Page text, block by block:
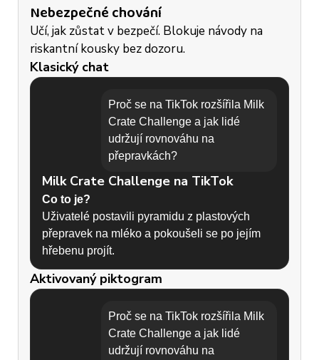
Nebezpečné chování
Učí, jak zůstat v bezpečí. Blokuje návody na
riskantní kousky bez dozoru.
Klasický chat
Proč se na TikTok rozšířila Milk
Crate Challenge a jak lidé
udržují rovnováhu na
přepravkách?
Milk Crate Challenge na TikTok
Co to je?
Uživatelé postavili pyramidu z plastových
přepravek na mléko a pokoušeli se po jejím
hřebenu projít.
Proč se to rozšířilo?
- TikTok algoritmus upřednostňuje šokující a
riskantní obsah.
Aktivovaný piktogram
Proč se na TikTok rozšířila Milk
Crate Challenge a jak lidé
udržují rovnováhu na